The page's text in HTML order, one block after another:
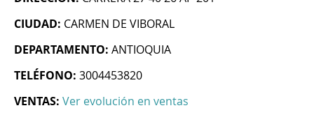
CIUDAD: CARMEN DE VIBORAL
DEPARTAMENTO: ANTIOQUIA
TELÉFONO: 3004453820
VENTAS: Ver evolución en ventas